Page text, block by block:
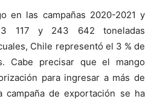
en las campañas 2020-2021 y
117 y 243 642 toneladas
Chile representó el 3 % de
Cabe precisar que el mango
para ingresar a más de
de exportación se ha